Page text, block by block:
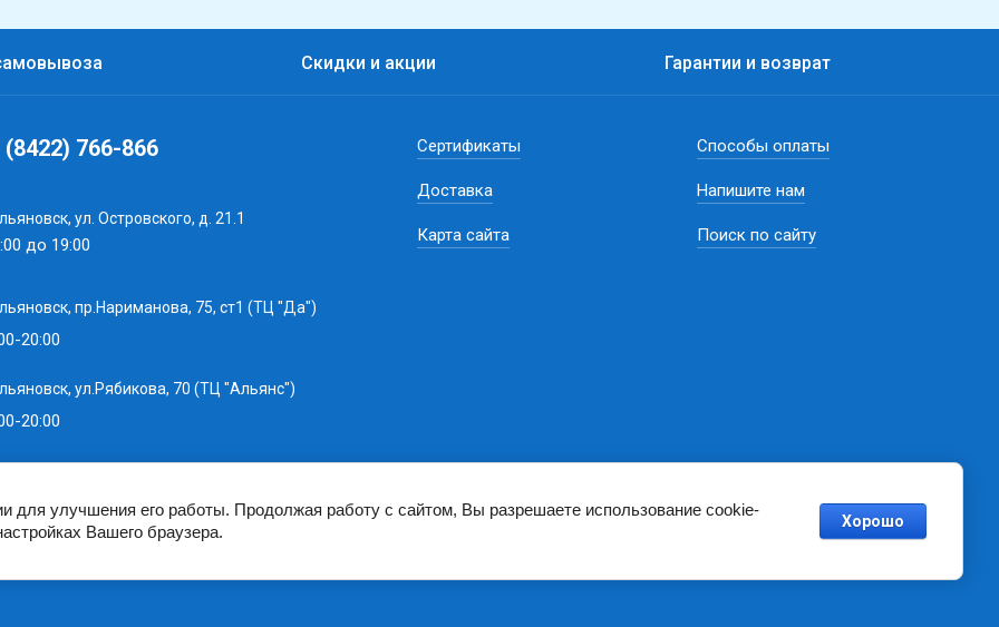
Скидки и акции Гарантии и возврат
(8422) 766-866
ул. Островского, д. 21.1
до 19:00
пр.Нариманова, 75, ст1 (ТЦ "Да")
20:00
ул.Рябикова, 70 (ТЦ "Альянс")
20:00
Сертификаты Способы оплаты
Доставка Напишите нам
Карта сайта Поиск по сайту
для улучшения его работы. Продолжая работу с сайтом, Вы разрешаете использование cookie-
Вашего браузера.
Хорошо